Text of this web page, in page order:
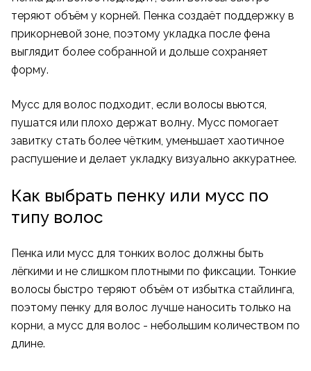
теряют объём у корней. Пенка создаёт поддержку в
прикорневой зоне, поэтому укладка после фена
выглядит более собранной и дольше сохраняет
форму.
Мусс для волос подходит, если волосы вьются,
пушатся или плохо держат волну. Мусс помогает
завитку стать более чётким, уменьшает хаотичное
распушение и делает укладку визуально аккуратнее.
Как выбрать пенку или мусс по
типу волос
Пенка или мусс для тонких волос должны быть
лёгкими и не слишком плотными по фиксации. Тонкие
волосы быстро теряют объём от избытка стайлинга,
поэтому пенку для волос лучше наносить только на
корни, а мусс для волос - небольшим количеством по
длине.